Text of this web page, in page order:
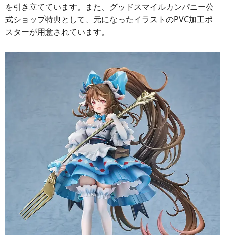
を引き立てています。また、グッドスマイルカンパニー公
式ショップ特典として、元になったイラストのPVC加工ポ
スターが用意されています。